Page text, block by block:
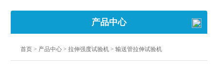
产品中心
首页 > 产品中心 >拉伸强度试验机 >输送管拉伸试验机